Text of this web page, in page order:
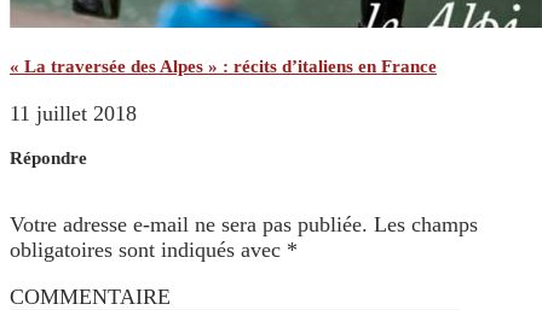
« La traversée des Alpes » : récits d’italiens en France
11 juillet 2018
Répondre
Votre adresse e-mail ne sera pas publiée. Les champs
obligatoires sont indiqués avec *
COMMENTAIRE